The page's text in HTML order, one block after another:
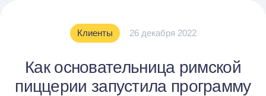
Клиенты 26 декабря 2022
Как основательница римской
пиццерии запустила программу